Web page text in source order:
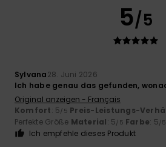
5/5
Sylvana28. Juni 2026
Ich habe genau das gefunden,
Original anzeigen - Français
Komfort: 5/5 Preis-Leistungs-
Perfekte Größe Material: 5/5 Farbe: 5/5
Ich empfehle dieses Produkt